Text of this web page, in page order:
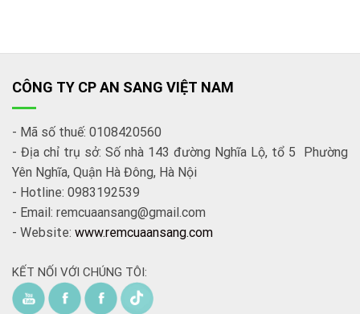
CÔNG TY CP AN SANG VIỆT NAM
- Mã số thuế: 0108420560
- Địa chỉ trụ sở: Số nhà 143 đường Nghĩa Lộ, tổ 5 Phường
Yên Nghĩa, Quận Hà Đông, Hà Nội
- Hotline: 0983192539
- Email: remcuaansang@gmail.com
- Website: www.remcuaansang.com
KẾT NỐI VỚI CHÚNG TÔI: